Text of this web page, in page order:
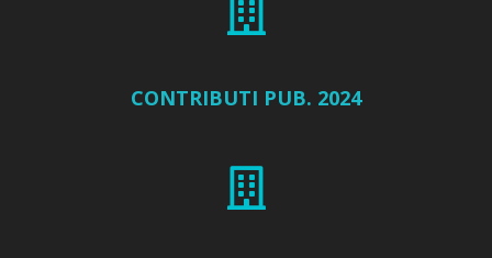
CONTRIBUTI PUB. 2024